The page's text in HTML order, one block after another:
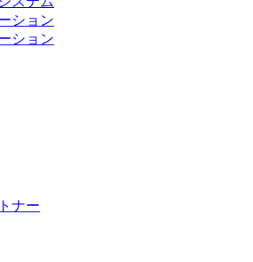
ション
ション
ナー